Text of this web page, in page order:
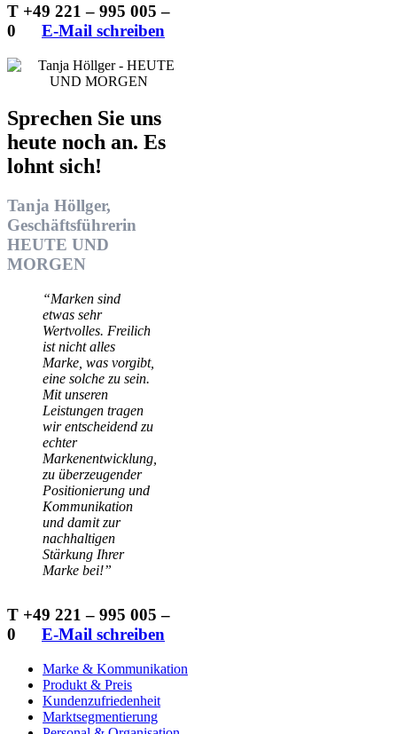
T +49 221 – 995 005 –
0
E-Mail schreiben
Sprechen Sie uns
heute noch an. Es
lohnt sich!
Tanja Höllger,
Geschäftsführerin
HEUTE UND
MORGEN
“Marken sind
etwas sehr
Wertvolles. Freilich
ist nicht alles
Marke, was vorgibt,
eine solche zu sein.
Mit unseren
Leistungen tragen
wir entscheidend zu
echter
Markenentwicklung,
zu überzeugender
Positionierung und
Kommunikation
und damit zur
nachhaltigen
Stärkung Ihrer
Marke bei!”
T +49 221 – 995 005 –
0
E-Mail schreiben
Marke & Kommunikation
Produkt & Preis
Kundenzufriedenheit
Marktsegmentierung